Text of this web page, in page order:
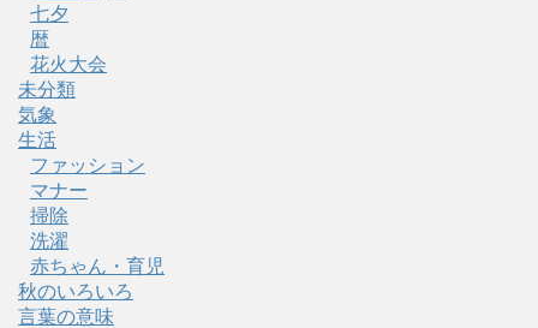
七夕
暦
花火大会
未分類
気象
生活
ファッション
マナー
掃除
洗濯
赤ちゃん・育児
秋のいろいろ
言葉の意味